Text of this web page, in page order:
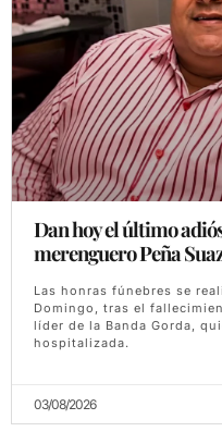
Dan hoy el último
merenguero Peña
Las honras fúnebres se
Domingo, tras el
líder de la Banda Gorda,
hospitalizada.
03/08/2026